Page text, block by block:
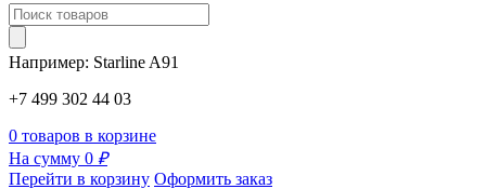
Например: Starline A91
+7 499 302 44 03
0 товаров в корзине
На сумму 0 ₽
Перейти в корзину Оформить заказ